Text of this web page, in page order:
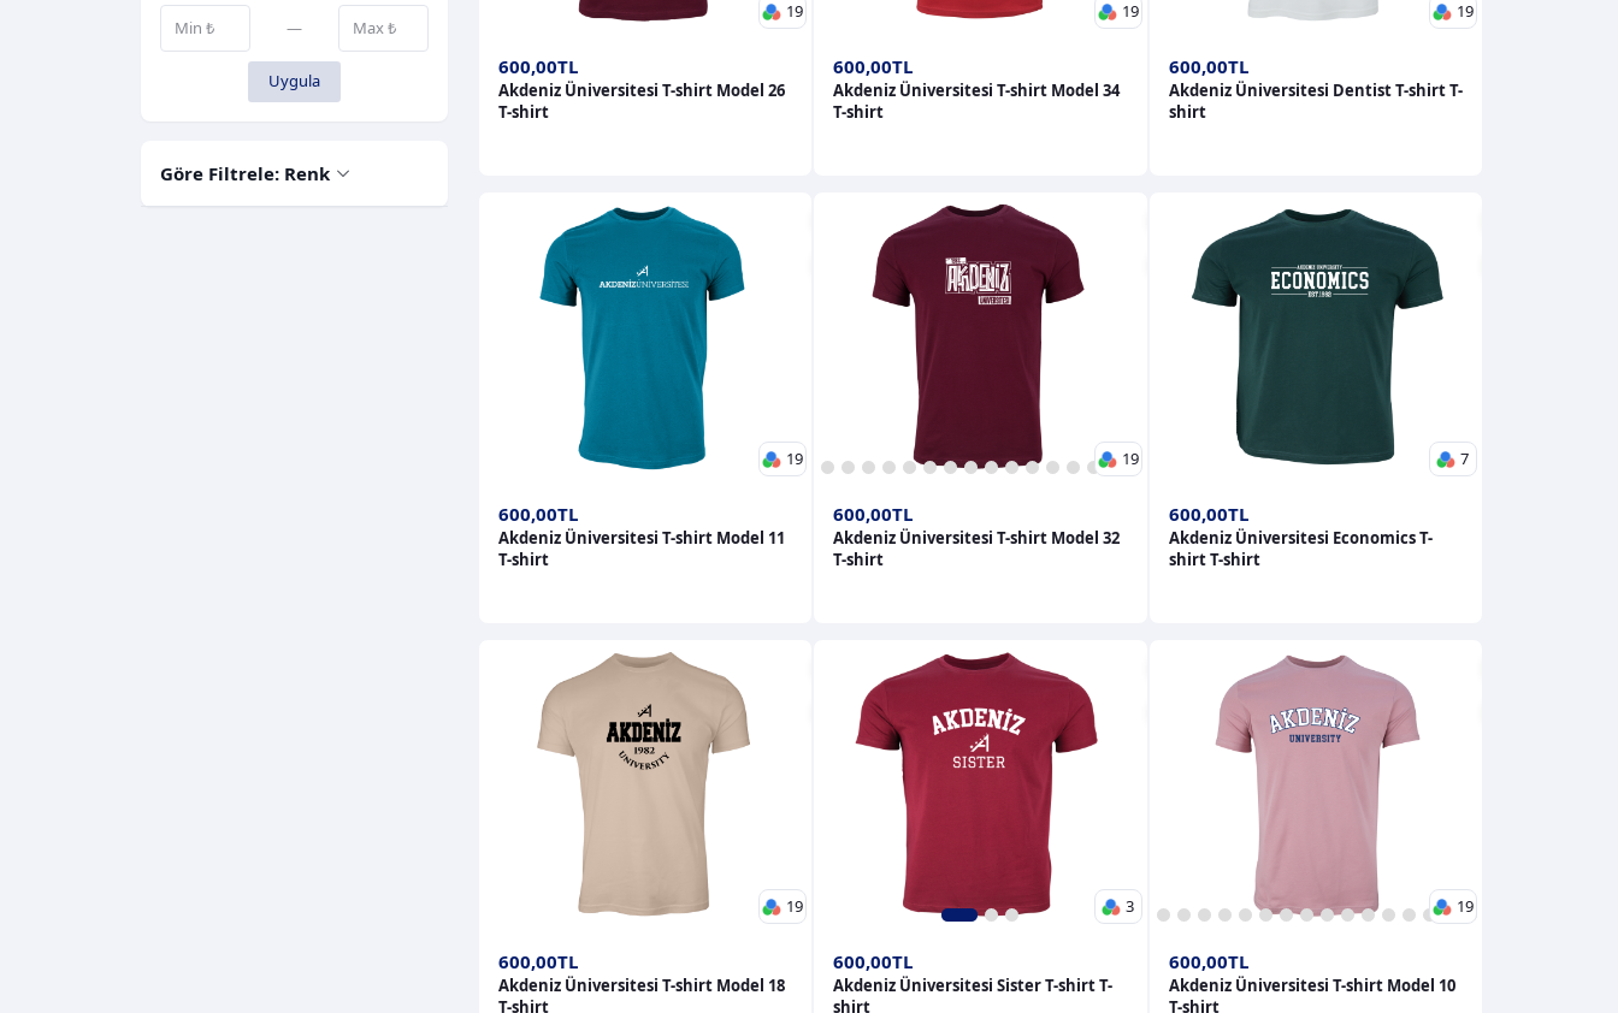
—
Uygula
Göre Filtrele: Renk
19
600,00TL
Akdeniz Üniversitesi T-shirt Model 26
T-shirt
19
600,00TL
Akdeniz Üniversitesi T-shirt Model 34
T-shirt
19
600,00TL
Akdeniz Üniversitesi Dentist T-shirt T-
shirt
19
600,00TL
Akdeniz Üniversitesi T-shirt Model 11
T-shirt
1 2 3 4 5 6 7 8 9 101112 13 14 151617
19
600,00TL
Akdeniz Üniversitesi T-shirt Model 32
T-shirt
7
600,00TL
Akdeniz Üniversitesi Economics T-
shirt T-shirt
19
600,00TL
Akdeniz Üniversitesi T-shirt Model 18
T-shirt
1 2 3
3
600,00TL
Akdeniz Üniversitesi Sister T-shirt T-
shirt
1 2 3 4 5 6 7 8 9 101112 13 14 151617
19
600,00TL
Akdeniz Üniversitesi T-shirt Model 10
T-shirt